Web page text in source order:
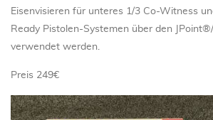
Eisenvisieren für unteres 1/3 Co-Witness
Ready Pistolen-Systemen über den
verwendet werden.
Preis 249€